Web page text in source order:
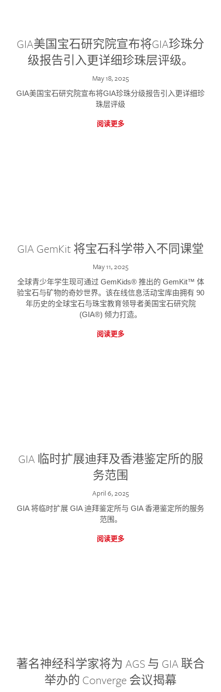
GIA美国宝石研究院宣布将GIA珍珠分
级报告引入更详细珍珠层评级。
May 18, 2025
GIA美国宝石研究院宣布将GIA珍珠分级报告引入更详细珍
珠层评级
阅读更多
GIA GemKit 将宝石科学带入不同课堂
May 11, 2025
全球青少年学生现可通过 GemKids® 推出的 GemKit™ 体
验宝石与矿物的奇妙世界。该在线信息活动宝库由拥有 90
年历史的全球宝石与珠宝教育领导者美国宝石研究院
(GIA®) 倾力打造。
阅读更多
GIA 临时扩展迪拜及香港鉴定所的服
务范围
April 6, 2025
GIA 将临时扩展 GIA 迪拜鉴定所与 GIA 香港鉴定所的服务
范围。
阅读更多
著名神经科学家将为 AGS 与 GIA 联合
举办的 Converge 会议揭幕